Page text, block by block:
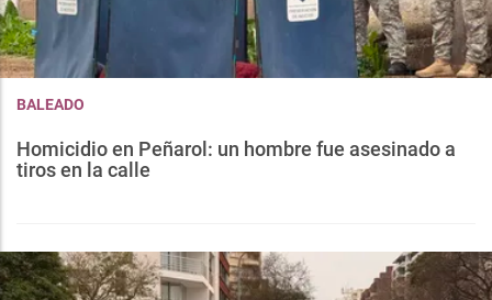
BALEADO
Homicidio en Peñarol: un hombre fue asesinado a
tiros en la calle